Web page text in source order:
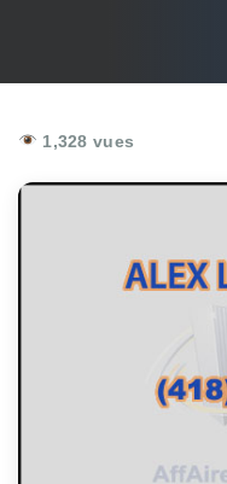
1,328 vues